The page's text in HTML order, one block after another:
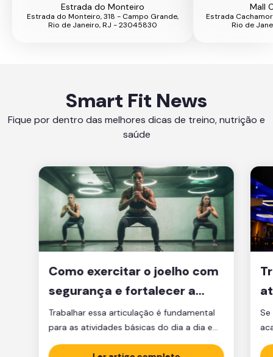
Estrada do Monteiro
Estrada do Monteiro, 318 - Campo Grande,
Rio de Janeiro, RJ - 23045830
Mall
Estrada
Rio de
Smart Fit News
Fique por dentro das melhores dicas de treino, nutrição e
saúde
Como exercitar o joelho com
segurança e fortalecer a
articulação
Trabalhar essa articulação é fundamental
para as atividades básicas do dia a dia e